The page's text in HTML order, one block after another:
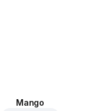
Mango